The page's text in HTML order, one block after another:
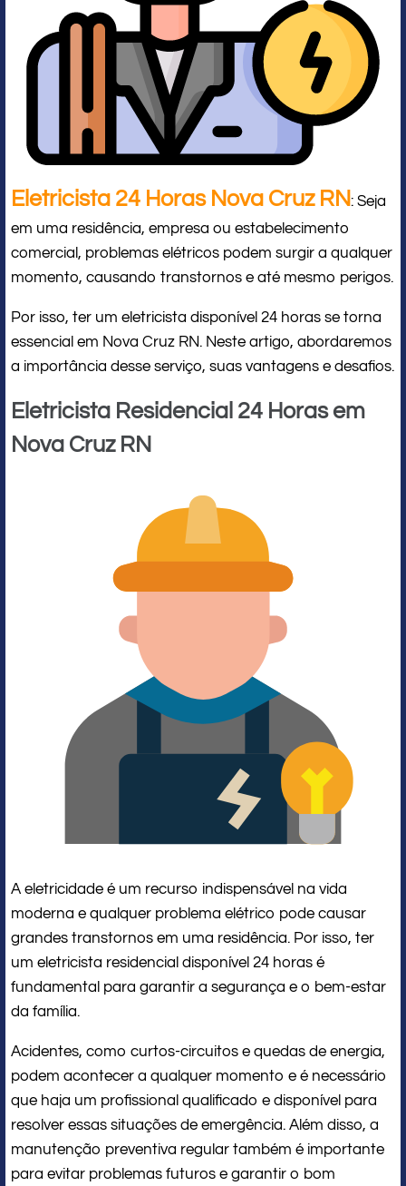
Eletricista 24 Horas Nova Cruz RN: Seja
em uma residência, empresa ou estabelecimento
comercial, problemas elétricos podem surgir a qualquer
momento, causando transtornos e até mesmo perigos.
Por isso, ter um eletricista disponível 24 horas se torna
essencial em Nova Cruz RN. Neste artigo, abordaremos
a importância desse serviço, suas vantagens e desafios.
Eletricista Residencial 24 Horas em
Nova Cruz RN
A eletricidade é um recurso indispensável na vida
moderna e qualquer problema elétrico pode causar
grandes transtornos em uma residência. Por isso, ter
um eletricista residencial disponível 24 horas é
fundamental para garantir a segurança e o bem-estar
da família.
Acidentes, como curtos-circuitos e quedas de energia,
podem acontecer a qualquer momento e é necessário
que haja um profissional qualificado e disponível para
resolver essas situações de emergência. Além disso, a
manutenção preventiva regular também é importante
para evitar problemas futuros e garantir o bom